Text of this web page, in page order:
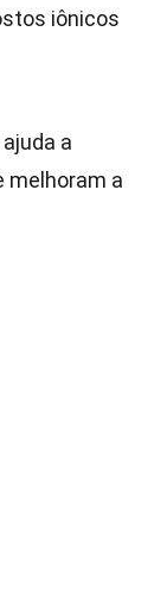
iônicos
a
melhoram a